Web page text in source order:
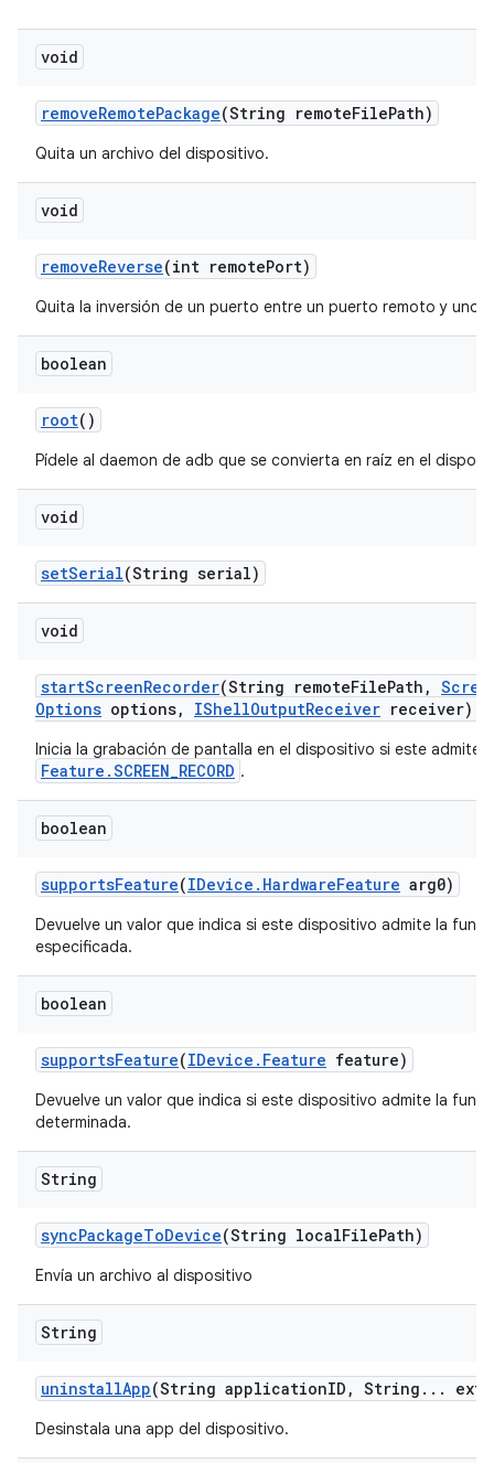
void
removeRemotePackage(String remoteFilePath)
Quita un archivo del dispositivo.
void
removeReverse(int remotePort)
Quita la inversión de un puerto entre un puerto remoto y uno
boolean
root()
Pídele al daemon de adb que se convierta en raíz en el
void
setSerial(String serial)
void
startScreenRecorder(String remoteFilePath ,
Options options, IShellOutputReceiver receiver)
Inicia la grabación de pantalla en el dispositivo si este admite
Feature.SCREEN_RECORD .
boolean
supportsFeature(IDevice . HardwareFeature arg0)
Devuelve un valor que indica si este dispositivo admite la
especificada.
boolean
supportsFeature(IDevice . Feature feature)
Devuelve un valor que indica si este dispositivo admite la
determinada.
String
syncPackageToDevice(String localFilePath)
Envía un archivo al dispositivo
String
uninstallApp(String applicationID , String . . .
Desinstala una app del dispositivo.